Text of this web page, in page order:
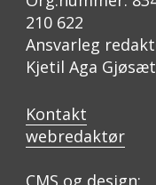
210 622
Ansvarleg
Kjetil Aga
Kontakt
webredaktør